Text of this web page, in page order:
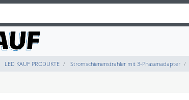
LED KAUF PRODUKTE Stromschienenstrahler mit 3-Phasenadapter